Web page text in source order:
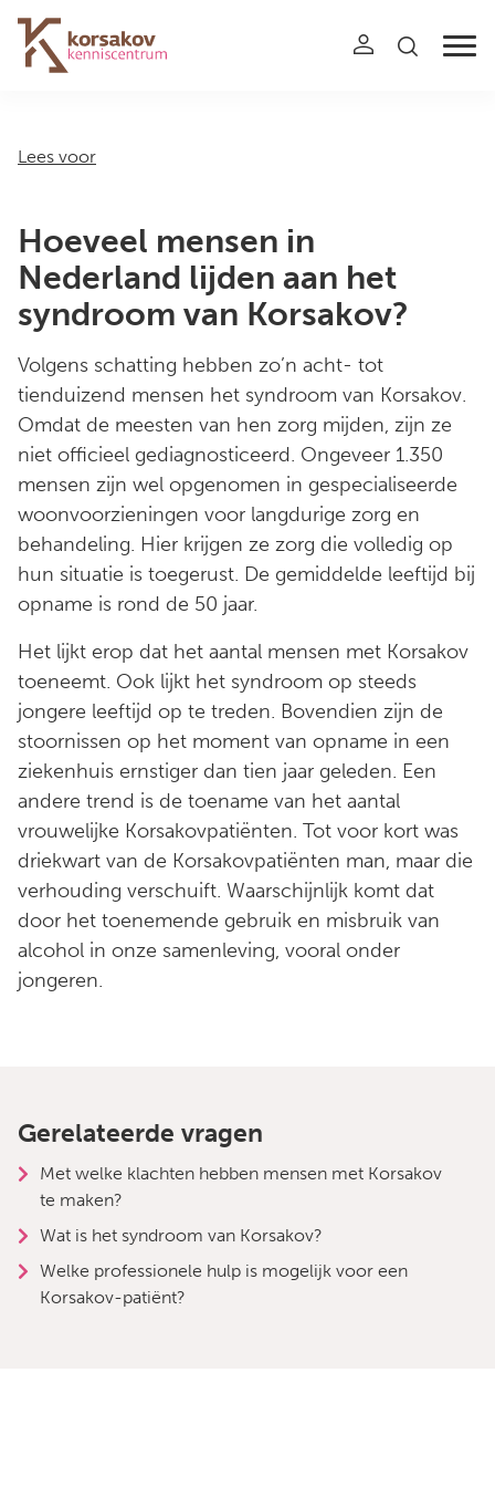
Navigation
Lees voor
Hoeveel mensen in
Nederland lijden aan het
syndroom van Korsakov?
Volgens schatting hebben zo’n acht- tot
tienduizend mensen het syndroom van Korsakov.
Omdat de meesten van hen zorg mijden, zijn ze
niet officieel gediagnosticeerd. Ongeveer 1.350
mensen zijn wel opgenomen in gespecialiseerde
woonvoorzieningen voor langdurige zorg en
behandeling. Hier krijgen ze zorg die volledig op
hun situatie is toegerust. De gemiddelde leeftijd bij
opname is rond de 50 jaar.
Het lijkt erop dat het aantal mensen met Korsakov
toeneemt. Ook lijkt het syndroom op steeds
jongere leeftijd op te treden. Bovendien zijn de
stoornissen op het moment van opname in een
ziekenhuis ernstiger dan tien jaar geleden. Een
andere trend is de toename van het aantal
vrouwelijke Korsakovpatiënten. Tot voor kort was
driekwart van de Korsakovpatiënten man, maar die
verhouding verschuift. Waarschijnlijk komt dat
door het toenemende gebruik en misbruik van
alcohol in onze samenleving, vooral onder
jongeren.
Gerelateerde vragen
Met welke klachten hebben mensen met Korsakov
te maken?
Wat is het syndroom van Korsakov?
Welke professionele hulp is mogelijk voor een
Korsakov-patiënt?